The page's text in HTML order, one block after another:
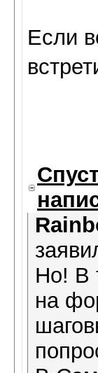
Если
Но! В
на